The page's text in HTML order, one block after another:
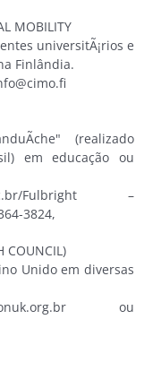
MOBILITY
universitÃ¡rios e
Finlândia.
(realizado
em educação ou
Fulbright –
3824,
COUNCIL)
Unido em diversas
ou